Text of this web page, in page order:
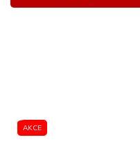
AKCE